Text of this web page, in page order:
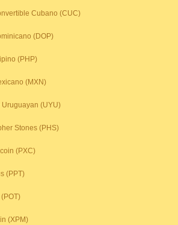
Cubano (CUC)
(DOP)
(PHP)
(MXN)
Uruguayan (UYU)
Stones (PHS)
(PXC)
(PPT)
(XPM)